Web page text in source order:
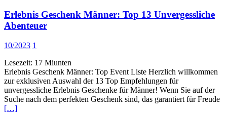
Erlebnis Geschenk Männer: Top 13 Unvergessliche
Abenteuer
10/2023 1
Lesezeit: 17 Miunten
Erlebnis Geschenk Männer: Top Event Liste Herzlich willkommen
zur exklusiven Auswahl der 13 Top Empfehlungen für
unvergessliche Erlebnis Geschenke für Männer! Wenn Sie auf der
Suche nach dem perfekten Geschenk sind, das garantiert für Freude
[…]